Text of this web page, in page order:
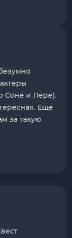
Соне и Лере).
Еще
за такую